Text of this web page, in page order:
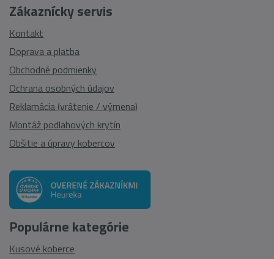
Zákaznícky servis
Kontakt
Doprava a platba
Obchodné podmienky
Ochrana osobných údajov
Reklamácia (vrátenie / výmena)
Montáž podlahových krytín
Obšitie a úpravy kobercov
Populárne kategórie
Kusové koberce